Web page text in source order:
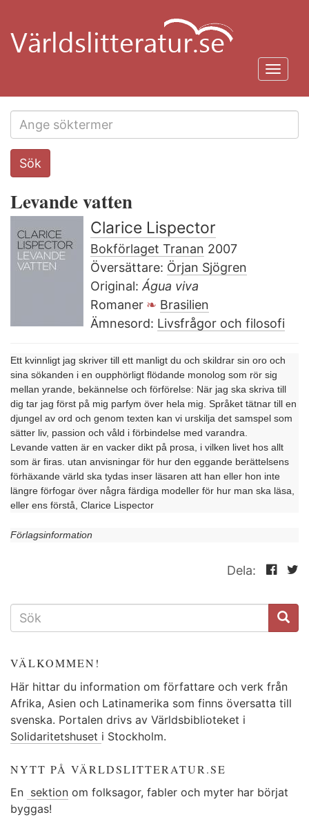
huvudinnehåll
Search
this
Sök
Levande vatten
Clarice Lispector
Bokförlaget Tranan 2007
Översättare: Örjan Sjögren
Original:Água viva
Romaner
Brasilien
Ämnesord: Livsfrågor och filosofi
Ett kvinnligt jag skriver till ett manligt du och skildrar sin oro och
sina sökanden i en oupphörligt flödande monolog som rör sig
mellan yrande, bekännelse och förförelse: När jag ska skriva till
dig tar jag först på mig parfym över hela mig. Språket tätnar till en
djungel av ord och genom texten kan vi urskilja det samspel som
sätter liv, passion och våld i förbindelse med varandra.
Levande vatten är en vacker dikt på prosa, i vilken livet hos allt
som är firas. utan anvisningar för hur den eggande berättelsens
förhäxande värld ska tydas inser läsaren att han eller hon inte
längre förfogar över några färdiga modeller för hur man ska läsa,
eller ens förstå, Clarice Lispector
Förlagsinformation
Dela:
SÖKFORMULÄR
VÄLKOMMEN!
Här hittar du information om författare och verk från
Afrika, Asien och Latinamerika som finns översatta till
svenska. Portalen drivs av Världsbiblioteket i
Solidaritetshuset i Stockholm.
NYTT PÅ VÄRLDSLITTERATUR.SE
En sektion om folksagor, fabler och myter har börjat
byggas!